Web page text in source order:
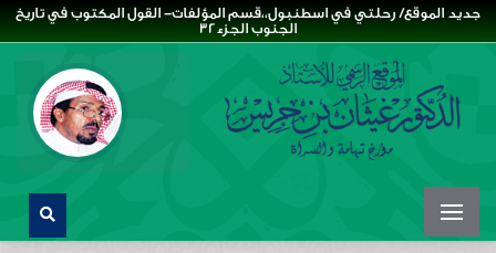
جديد الموقع/ رحلتي في اسطنبول،،قسم المؤلفات- القول المكتوب في تاريخ
الجنوب الجزء32